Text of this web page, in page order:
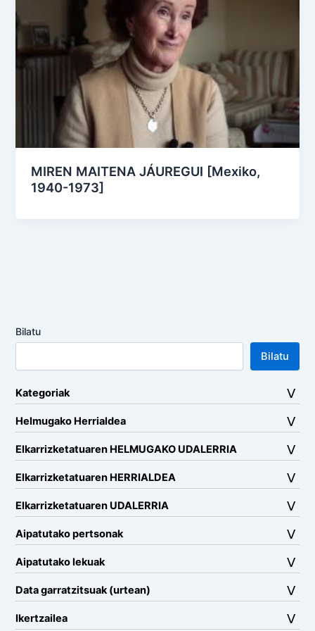
MIREN MAITENA JÁUREGUI [Mexiko,
1940-1973]
Bilatu
Bilatu
Kategoriak
Helmugako Herrialdea
Elkarrizketatuaren HELMUGAKO UDALERRIA
Elkarrizketatuaren HERRIALDEA
Elkarrizketatuaren UDALERRIA
Aipatutako pertsonak
Aipatutako lekuak
Data garratzitsuak (urtean)
Ikertzailea